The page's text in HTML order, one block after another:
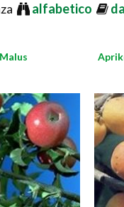
alfabetico